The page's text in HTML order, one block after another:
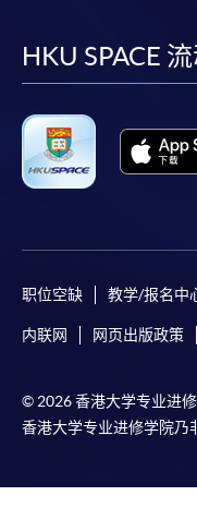
HKU SPACE
职位空缺 教学/报名中
内联网 网页出版政策
© 2026 香港大学专业进
香港大学专业进修学院乃